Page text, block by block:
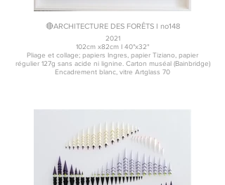
🔴ARCHITECTURE DES FORÊTS I no148
2021
102cm x82cm I 40"x32"
Pliage et collage; papiers Ingres, papier Tiziano, papier
régulier 127g sans acide ni lignine. Carton muséal (Bainbridge)
Encadrement blanc, vitre Artglass 70